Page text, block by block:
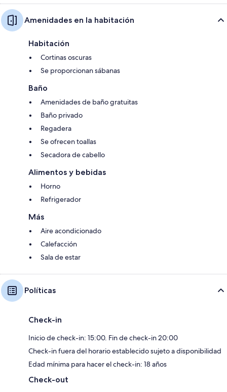
Amenidades en la habitación
Habitación
Cortinas oscuras
Se proporcionan sábanas
Baño
Amenidades de baño gratuitas
Baño privado
Regadera
Se ofrecen toallas
Secadora de cabello
Alimentos y bebidas
Horno
Refrigerador
Más
Aire acondicionado
Calefacción
Sala de estar
Políticas
Check-in
Inicio de check-in: 15:00. Fin de check-in 20:00
Check-in fuera del horario establecido sujeto a disponibilidad
Edad mínima para hacer el check-in: 18 años
Check-out